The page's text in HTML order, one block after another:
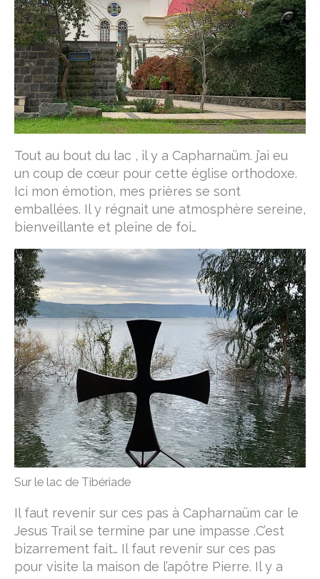
Tout au bout du lac , il y a Capharnaüm. j’ai eu
un coup de cœur pour cette église orthodoxe.
Ici mon émotion, mes prières se sont
emballées. Il y régnait une atmosphère sereine,
bienveillante et pleine de foi…
Sur le lac de Tibériade
Il faut revenir sur ces pas à Capharnaüm car le
Jesus Trail se termine par une impasse .C’est
bizarrement fait… Il faut revenir sur ces pas
pour visite la maison de l’apôtre Pierre. Il y a